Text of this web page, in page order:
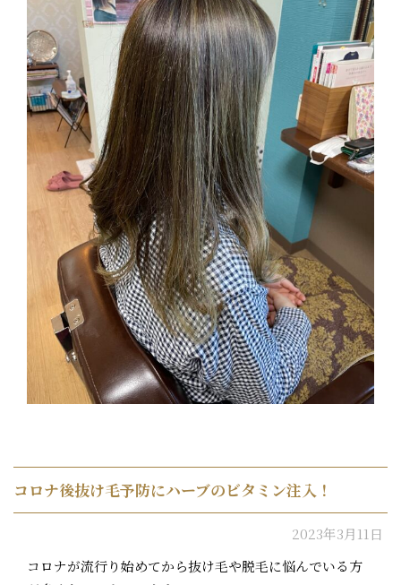
コロナ後抜け毛予防にハーブのビタミン注入！
2023年3月11日
コロナが流行り始めてから抜け毛や脱毛に悩んでいる方